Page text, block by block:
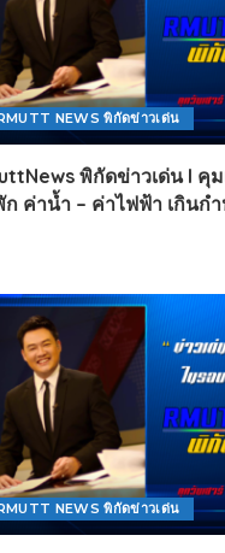
ปัญญา
LIFE
ชุมชน
รอบบ้านเรา
เรื่องเก่าที่เรา
จิตวิทยากับค
HEALTHY
Good
Wellness
POST IT
FOOD
READY FOR
ตลาดนัดชุม
กลเม็ดครัวไอ
สุข-อาสา
GOOD JOB
NEWS พิกัดข่าวเด่น
พิกัดข่าวเด่น l คุ
ค่าน้ำ – ค่าไฟฟ้า เกินก
NEWS พิกัดข่าวเด่น